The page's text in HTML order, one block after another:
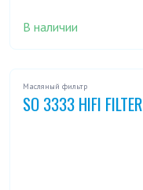
В наличии
Масляный фильтр
SO 3333 HIFI FILTER